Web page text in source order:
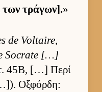
των τράγων].»
de Voltaire,
Socrate […]
45Β, […] Περί
Οξ­φόρ­δη: